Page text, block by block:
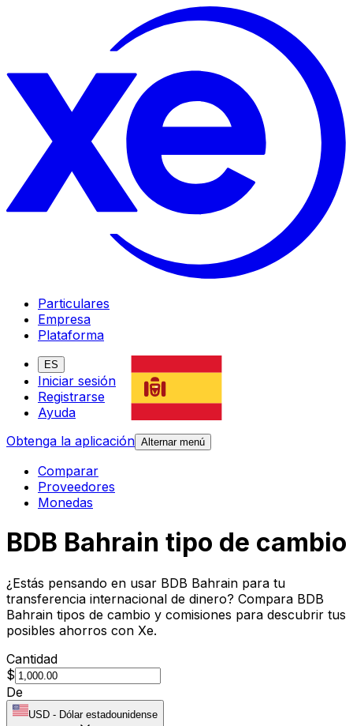
Particulares
Empresa
Plataforma
ES
Iniciar sesión
Registrarse
Ayuda
Obtenga la aplicación Alternar menú
Comparar
Proveedores
Monedas
BDB Bahrain tipo de cambio
¿Estás pensando en usar BDB Bahrain para tu
transferencia internacional de dinero? Compara BDB
Bahrain tipos de cambio y comisiones para descubrir tus
posibles ahorros con Xe.
Cantidad
$
De
USD - Dólar estadounidense